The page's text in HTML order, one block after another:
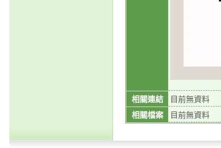
相關連結
目前無資料
相關檔案
目前無資料